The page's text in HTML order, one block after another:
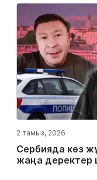
2 тамыз, 2026
Сербияда көз
жаңа